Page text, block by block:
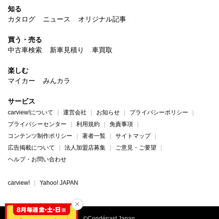
知る
カタログ
ニュース オリジナル記事
買う・売る
中古車検索
新車見積り 車買取
楽しむ
マイカー
みんカラ
サービス
carview!について 運営会社 お知らせ
プライバシーポリシー
プライバシーセンター
利用規約
免責事項
コンテンツ制作ポリシー
著者一覧
サイトマップ
広告掲載について
法人加盟店募集
ご意見・ご要望
ヘルプ・お問い合わせ
carview! Yahoo! JAPAN